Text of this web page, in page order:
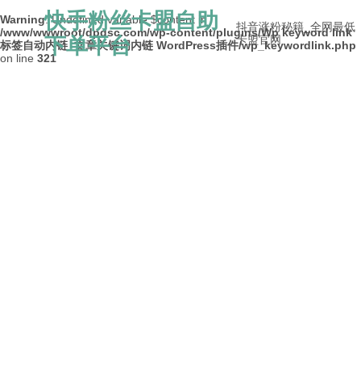
Warning: Undefined variable $content in
/www/wwwroot/dpdsc.com/wp-content/plugins/Wp keyword link
标签自动内链_文章关键词内链 WordPress插件/wp_keywordlink.php
on line 321
快手粉丝卡盟自助
下单平台
抖音涨粉秘籍_全网最低
卡盟官网